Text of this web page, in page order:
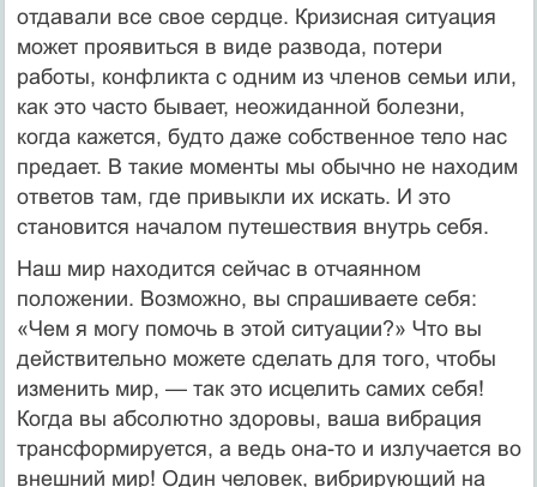
отдавали все свое сердце. Кризисная ситуация
может проявиться в виде развода, потери
работы, конфликта с одним из членов семьи или,
как это часто бывает, неожиданной болезни,
когда кажется, будто даже собственное тело нас
предает. В такие моменты мы обычно не находим
ответов там, где привыкли их искать. И это
становится началом путешествия внутрь себя.
Наш мир находится сейчас в отчаянном
положении. Возможно, вы спрашиваете себя:
«Чем я могу помочь в этой ситуации?» Что вы
действительно можете сделать для того, чтобы
изменить мир, — так это исцелить самих себя!
Когда вы абсолютно здоровы, ваша вибрация
трансформируется, а ведь она-то и излучается во
внешний мир! Один человек, вибрирующий на